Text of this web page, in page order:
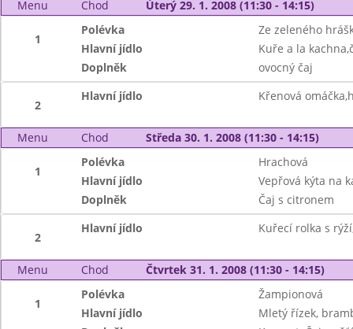
Menu Chod Úterý 29. 1. 2008 (11:30 - 14:15)
1
Polévka
Ze zeleného
Hlavní jídlo
Kuře a la
Doplněk
ovocný čaj
2
Hlavní jídlo Křenová
Menu Chod Středa 30. 1. 2008 (11:30 - 14:15)
1
Polévka
Hrachová
Hlavní jídlo
Vepřová kýta na
Doplněk
Čaj s citronem
2
Hlavní jídlo Kuřecí rolka s
Menu Chod Čtvrtek 31. 1. 2008 (11:30 - 14:15)
1
Polévka
Žampionová
Hlavní jídlo
Mletý řízek,